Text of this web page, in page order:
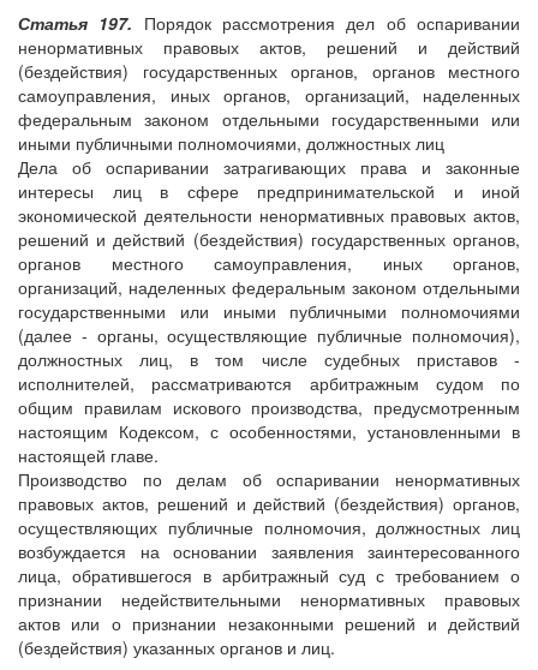
Статья 197. Порядок рассмотрения дел об оспаривании
ненормативных правовых актов, решений и действий
(бездействия) государственных органов, органов местного
самоуправления, иных органов, организаций, наделенных
федеральным законом отдельными государственными или
иными публичными полномочиями, должностных лиц
Дела об оспаривании затрагивающих права и законные
интересы лиц в сфере предпринимательской и иной
экономической деятельности ненормативных правовых актов,
решений и действий (бездействия) государственных органов,
органов местного самоуправления, иных органов,
организаций, наделенных федеральным законом отдельными
государственными или иными публичными полномочиями
(далее - органы, осуществляющие публичные полномочия),
должностных лиц, в том числе судебных приставов -
исполнителей, рассматриваются арбитражным судом по
общим правилам искового производства, предусмотренным
настоящим Кодексом, с особенностями, установленными в
настоящей главе.
Производство по делам об оспаривании ненормативных
правовых актов, решений и действий (бездействия) органов,
осуществляющих публичные полномочия, должностных лиц
возбуждается на основании заявления заинтересованного
лица, обратившегося в арбитражный суд с требованием о
признании недействительными ненормативных правовых
актов или о признании незаконными решений и действий
(бездействия) указанных органов и лиц.